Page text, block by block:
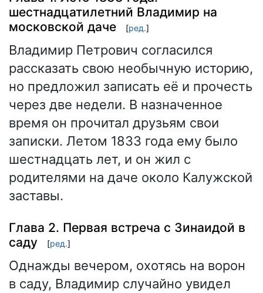
шестнадцатилетний Владимир на
московской даче
[ред.]
Владимир Петрович согласился
рассказать свою необычную историю,
но предложил записать её и прочесть
через две недели. В назначенное
время он прочитал друзьям свои
записки. Летом 1833 года ему было
шестнадцать лет, и он жил с
родителями на даче около Калужской
заставы.
Глава 2. Первая встреча с Зинаидой в
саду
[ред.]
Однажды вечером, охотясь на ворон
в саду, Владимир случайно увидел